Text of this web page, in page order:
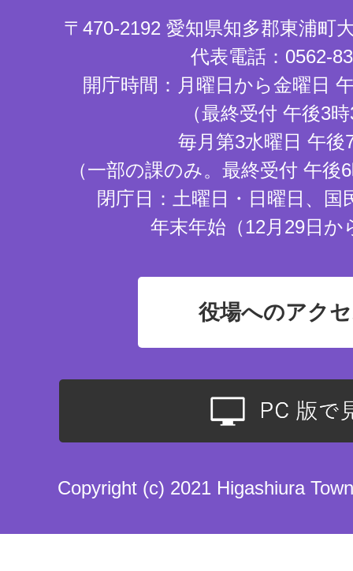
〒470-2192 愛知県知多郡東浦町
代表電話：0562-
開庁時間：月曜日から金曜日
（最終受付 午後3
毎月第3水曜日 午後
（一部の課のみ。最終受付 午
閉庁日：土曜日・日曜日、国
年末年始（12月29日か
役場へのアク
Copyright (c) 2021 Higashiura